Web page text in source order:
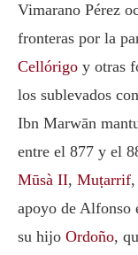
Vimarano Pérez
fronteras por la
Cellórigo y otras
los sublevados
Ibn Marwān
entre el 877 y el
Mūsà II, Muṭarrif,
apoyo de Alfonso
su hijo Ordoño,